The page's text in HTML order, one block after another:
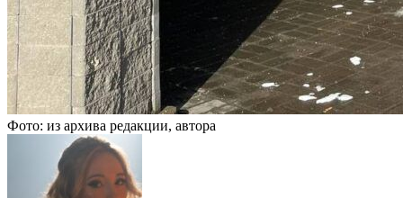
Фото: из архива редакции, автора